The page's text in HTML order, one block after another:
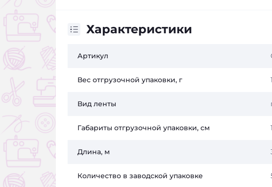
Характеристики
Артикул
Вес отгрузочной упаковки, г
Вид ленты
Габариты отгрузочной упаковки, см
Длина, м
Количество в заводской упаковке